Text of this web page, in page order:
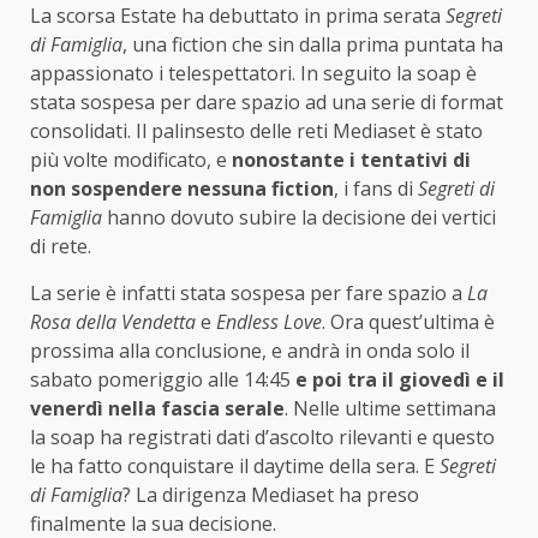
La scorsa Estate ha debuttato in prima serata Segreti
di Famiglia, una fiction che sin dalla prima puntata ha
appassionato i telespettatori. In seguito la soap è
stata sospesa per dare spazio ad una serie di format
consolidati. Il palinsesto delle reti Mediaset è stato
più volte modificato, e nonostante i tentativi di
non sospendere nessuna fiction, i fans di Segreti di
Famiglia hanno dovuto subire la decisione dei vertici
di rete.
La serie è infatti stata sospesa per fare spazio a La
Rosa della Vendettae Endless Love. Ora quest’ultima è
prossima alla conclusione, e andrà in onda solo il
sabato pomeriggio alle 14:45 e poi tra il giovedì e il
venerdì nella fascia serale. Nelle ultime settimana
la soap ha registrati dati d’ascolto rilevanti e questo
le ha fatto conquistare il daytime della sera. E Segreti
di Famiglia? La dirigenza Mediaset ha preso
finalmente la sua decisione.